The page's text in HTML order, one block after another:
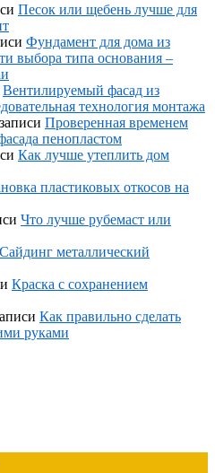
Песок или щебень лучше для
Фундамент для дома из
выбора типа основания –
Вентилируемый фасад из
технология монтажа
Проверенная временем
пенопластом
Как лучше утеплить дом
пластиковых откосов на
Что лучше рубемаст или
Сайдинг металлический
Краска с сохранением
Как правильно сделать
руками